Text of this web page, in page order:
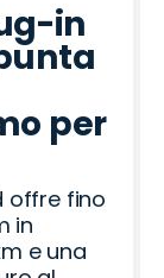
in
per
offre fino
in
e una